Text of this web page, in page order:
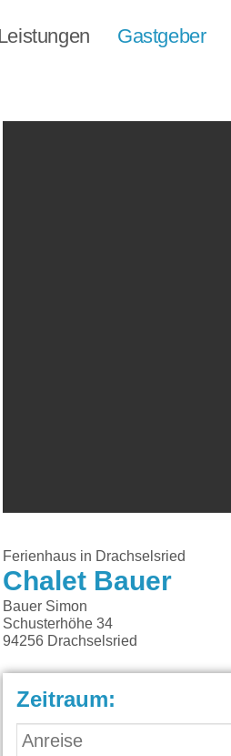
Leistungen Gastgeber
Ferienhaus in Drachselsried
Chalet Bauer
Bauer Simon
Schusterhöhe 34
94256 Drachselsried
Zeitraum: